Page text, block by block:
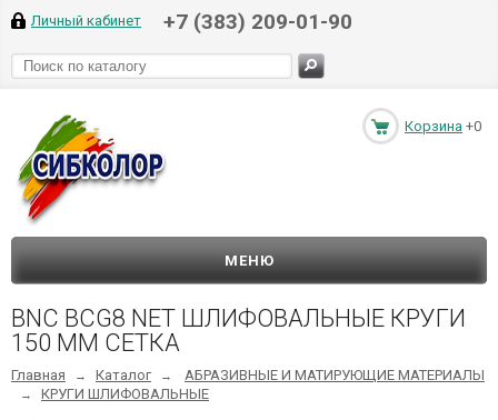
Личный кабинет +7 (383) 209-01-90
Корзина +0
МЕНЮ
BNC BCG8 NET ШЛИФОВАЛЬНЫЕ КРУГИ
150 ММ СЕТКА
Главная → Каталог → АБРАЗИВНЫЕ И МАТИРУЮЩИЕ МАТЕРИАЛЫ
→ КРУГИ ШЛИФОВАЛЬНЫЕ